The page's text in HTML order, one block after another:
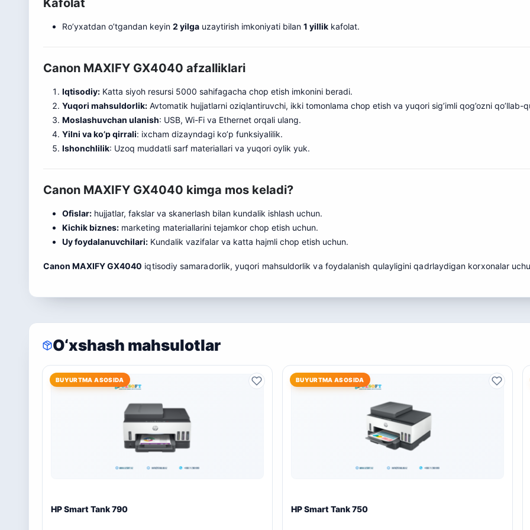
Kafolat
Ro’yxatdan o’tgandan keyin 2 yilga uzaytirish imkoniyati bilan 1 yillik kafolat.
Canon MAXIFY GX4040 afzalliklari
Iqtisodiy: Katta siyoh resursi 5000 sahifagacha chop etish imkonini beradi.
Yuqori mahsuldorlik: Avtomatik hujjatlarni oziqlantiruvchi, ikki tomonlama chop etish va yuqori sig’imli qog’ozni qo’llab-
Moslashuvchan ulanish: USB, Wi-Fi va Ethernet orqali ulang.
Yilni va ko’p qirrali: ixcham dizayndagi ko’p funksiyalilik.
Ishonchlilik: Uzoq muddatli sarf materiallari va yuqori oylik yuk.
Canon MAXIFY GX4040 kimga mos keladi?
Ofislar: hujjatlar, fakslar va skanerlash bilan kundalik ishlash uchun.
Kichik biznes: marketing materiallarini tejamkor chop etish uchun.
Uy foydalanuvchilari: Kundalik vazifalar va katta hajmli chop etish uchun.
Canon MAXIFY GX4040 iqtisodiy samaradorlik, yuqori mahsuldorlik va foydalanish qulayligini qadrlaydigan korxonalar
O‘xshash mahsulotlar
BUYURTMA ASOSIDA
HP Smart Tank 790
BUYURTMA ASOSIDA
HP Smart Tank 750